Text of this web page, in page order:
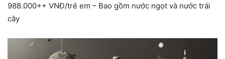
988.000++ VNĐ/trẻ em – Bao gồm nước ngọt và nước trái
cây